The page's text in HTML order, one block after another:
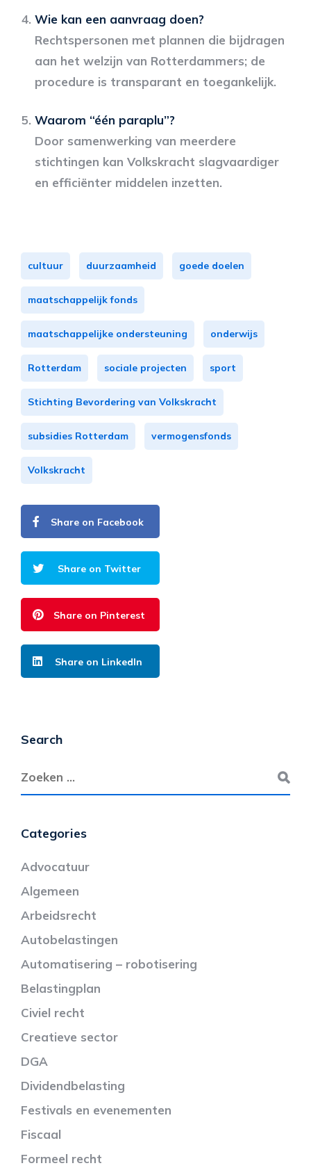
Wie kan een aanvraag doen?
Rechtspersonen met plannen die bijdragen
aan het welzijn van Rotterdammers; de
procedure is transparant en toegankelijk.
Waarom “één paraplu”?
Door samenwerking van meerdere
stichtingen kan Volkskracht slagvaardiger
en efficiënter middelen inzetten.
cultuur duurzaamheid goede doelen
maatschappelijk fonds
maatschappelijke ondersteuning onderwijs
Rotterdam sociale projecten sport
Stichting Bevordering van Volkskracht
subsidies Rotterdam vermogensfonds
Volkskracht
Share on Facebook
Share on Twitter
Share on Pinterest
Share on LinkedIn
Search
Categories
Advocatuur
Algemeen
Arbeidsrecht
Autobelastingen
Automatisering – robotisering
Belastingplan
Civiel recht
Creatieve sector
DGA
Dividendbelasting
Festivals en evenementen
Fiscaal
Formeel recht